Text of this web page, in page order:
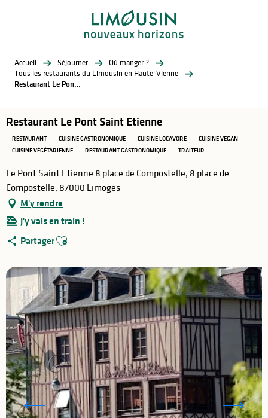
Accueil Séjourner
Où manger ?
Tous les restaurants du Limousin en Haute-Vienne
Restaurant Le Pont Saint Etienne
Restaurant Le Pont Saint Etienne
RESTAURANT CUISINE GASTRONOMIQUE CUISINE LOCAVORE
CUISINE VEGAN
CUISINE VÉGÉTARIENNE
RESTAURANT GASTRONOMIQUE TRAITEUR
Le Pont Saint Etienne 8 place de Compostelle, 8 place de
Compostelle, 87000 Limoges
M'y rendre
J'y vais en train !
PartagerAjouter aux favoris